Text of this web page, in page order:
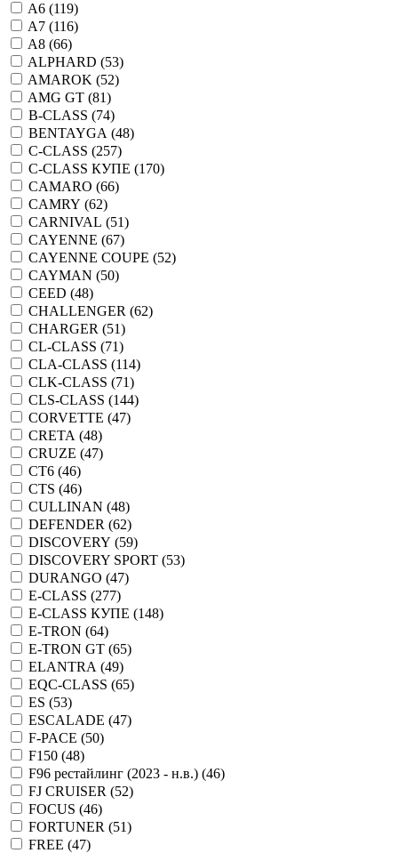
A6 (119)
A7 (116)
A8 (66)
ALPHARD (53)
AMAROK (52)
AMG GT (81)
B-CLASS (74)
BENTAYGA (48)
C-CLASS (257)
C-CLASS КУПЕ (170)
CAMARO (66)
CAMRY (62)
CARNIVAL (51)
CAYENNE (67)
CAYENNE COUPE (52)
CAYMAN (50)
CEED (48)
CHALLENGER (62)
CHARGER (51)
CL-CLASS (71)
CLA-CLASS (114)
CLK-CLASS (71)
CLS-CLASS (144)
CORVETTE (47)
CRETA (48)
CRUZE (47)
CT6 (46)
CTS (46)
CULLINAN (48)
DEFENDER (62)
DISCOVERY (59)
DISCOVERY SPORT (53)
DURANGO (47)
E-CLASS (277)
E-CLASS КУПЕ (148)
E-TRON (64)
E-TRON GT (65)
ELANTRA (49)
EQC-CLASS (65)
ES (53)
ESCALADE (47)
F-PACE (50)
F150 (48)
F96 рестайлинг (2023 - н.в.) (46)
FJ CRUISER (52)
FOCUS (46)
FORTUNER (51)
FREE (47)